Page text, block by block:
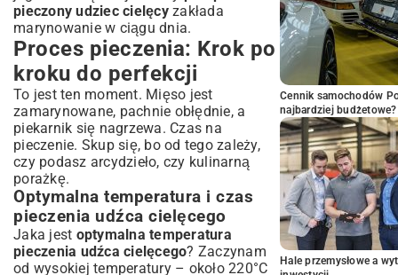
pieczony udziec cielęcyzakłada
marynowanie w ciągu dnia.
Proces pieczenia: Krok po
kroku do perfekcji
To jest ten moment. Mięso jest
zamarynowane, pachnie obłędnie, a
piekarnik się nagrzewa. Czas na
pieczenie. Skup się, bo od tego zależy,
czy podasz arcydzieło, czy kulinarną
porażkę.
Optymalna temperatura i czas
pieczenia udźca cielęcego
Jaka jest optymalna temperatura
pieczenia udźca cielęcego? Zaczynam
od wysokiej temperatury – około 220°C
Cennik samochodów
najbardziej budżetowe?
Hale przemysłowe a